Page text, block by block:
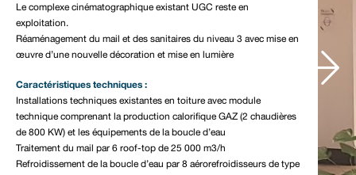
Le complexe cinématographique existant UGC reste en
exploitation.
Réaménagement du mail et des sanitaires du niveau 3 avec mise en
œuvre d’une nouvelle décoration et mise en lumière
Caractéristiques techniques :
Installations techniques existantes en toiture avec module
technique comprenant la production calorifique GAZ (2 chaudières
de 800 KW) et les équipements de la boucle d’eau
Traitement du mail par 6 roof-top de 25 000 m3/h
Refroidissement de la boucle d’eau par 8 aérorefroidisseurs de type
Nos références
Notre actualité
Nous contacter